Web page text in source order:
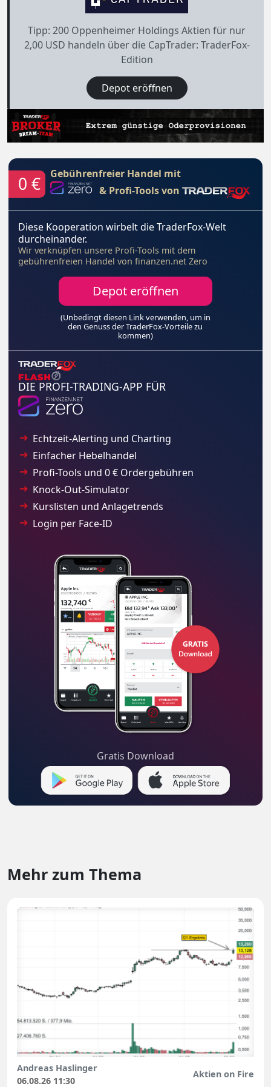
Tipp: 200 Oppenheimer Holdings Aktien für nur
2,00 USD handeln über die CapTrader: TraderFox-
Edition
Depot eröffnen
0 €
Gebührenfreier Handel mit
& Profi-Tools von
Diese Kooperation wirbelt die TraderFox-Welt
durcheinander.
Wir verknüpfen unsere Profi-Tools mit dem
gebührenfreien Handel von finanzen.net Zero
Depot eröffnen
(Unbedingt diesen Link verwenden, um in
den Genuss der TraderFox-Vorteile zu
kommen)
DIE PROFI-TRADING-APP FÜR
Echtzeit-Alerting und Charting
Einfacher Hebelhandel
Profi-Tools und 0 € Ordergebühren
Knock-Out-Simulator
Kurslisten und Anlagetrends
Login per Face-ID
Gratis Download
Mehr zum Thema
Andreas Haslinger
06.08.26 11:30
Aktien on Fire